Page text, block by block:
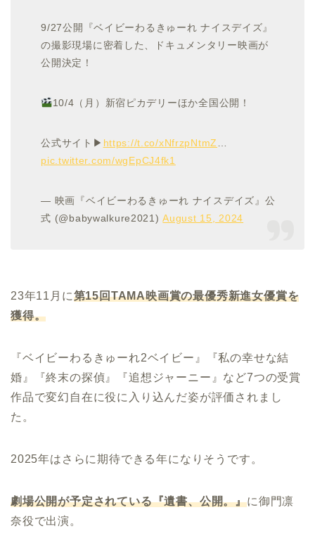
9/27公開『ベイビーわるきゅーれ ナイスデイズ』
の撮影現場に密着した、ドキュメンタリー映画が
公開決定！
10/4（月）新宿ピカデリーほか全国公開！
公式サイト▶ https://t.co/xNfrzpNtmZ
pic.twitter.com/wgEpCJ4fk1
— 映画『ベイビーわるきゅーれ ナイスデイズ』公
式 (@babywalkure2021)August 15, 2024
23年11月に第15回TAMA映画賞の最優秀新進女優賞を
獲得。
『ベイビーわるきゅーれ2ベイビー』『私の幸せな結
婚』『終末の探偵』『追想ジャーニー』など7つの受賞
作品で変幻自在に役に入り込んだ姿が評価されまし
た。
2025年はさらに期待できる年になりそうです。
劇場公開が予定されている『遺書、公開。』に御門凛
奈役で出演。